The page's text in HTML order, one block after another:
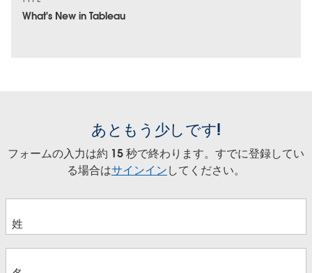
What's New in Tableau
あともう少しです!
フォームの入力は約 15 秒で終わります。すでに登録してい
る場合はサインインしてください。